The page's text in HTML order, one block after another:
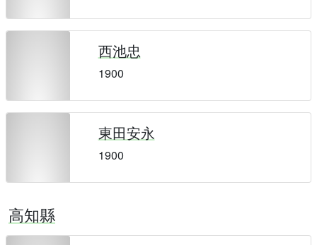
西池忠
1900
東田安永
1900
高知縣